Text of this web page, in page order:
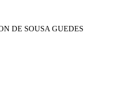
DE SOUSA GUEDES